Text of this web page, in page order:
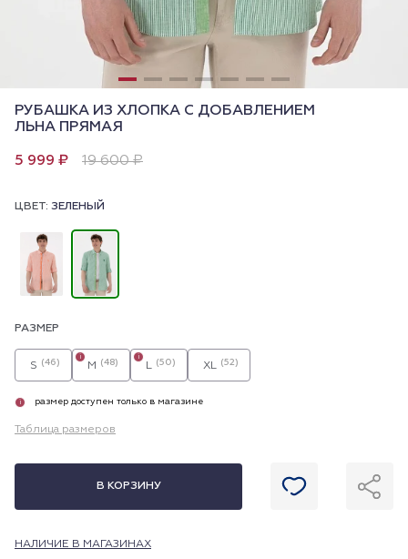
РУБАШКА ИЗ ХЛОПКА С ДОБАВЛЕНИЕМ
ЛЬНА ПРЯМАЯ
5 999 ₽ 19 600 ₽
ЦВЕТ: ЗЕЛЕНЫЙ
РАЗМЕР
S (46) M (48)
i
L (50)
i
XL (52)
i размер доступен только в магазине
Таблица размеров
В КОРЗИНУ
НАЛИЧИЕ В МАГАЗИНАХ